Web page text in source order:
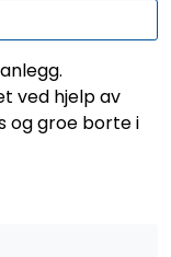
ved hjelp av
og groe borte i